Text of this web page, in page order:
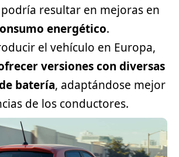
resultar en mejoras en
energético.
el vehículo en Europa,
versiones con diversas
batería, adaptándose mejor
de los conductores.